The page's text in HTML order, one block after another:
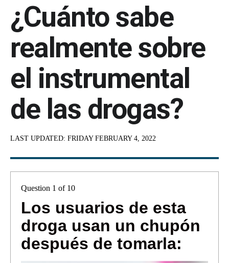
¿Cuánto sabe
realmente sobre
el instrumental
de las drogas?
LAST UPDATED: FRIDAY FEBRUARY 4, 2022
Question 1 of 10
Los usuarios de esta
droga usan un chupón
después de tomarla: